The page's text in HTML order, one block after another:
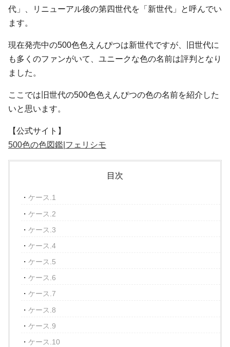
代」、リニューアル後の第四世代を「新世代」と呼んでい
ます。
現在発売中の500色色えんぴつは新世代ですが、旧世代に
も多くのファンがいて、ユニークな色の名前は評判となり
ました。
ここでは旧世代の500色色えんぴつの色の名前を紹介した
いと思います。
【公式サイト】
500色の色図鑑|フェリシモ
目次
ケース.1
ケース.2
ケース.3
ケース.4
ケース.5
ケース.6
ケース.7
ケース.8
ケース.9
ケース.10